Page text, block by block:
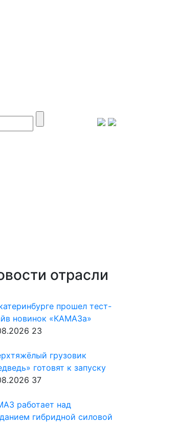
отрасли
прошел тест-
новинок «КАМАЗа»
23
грузовик
готовят к запуску
37
работает над
гибридной силовой